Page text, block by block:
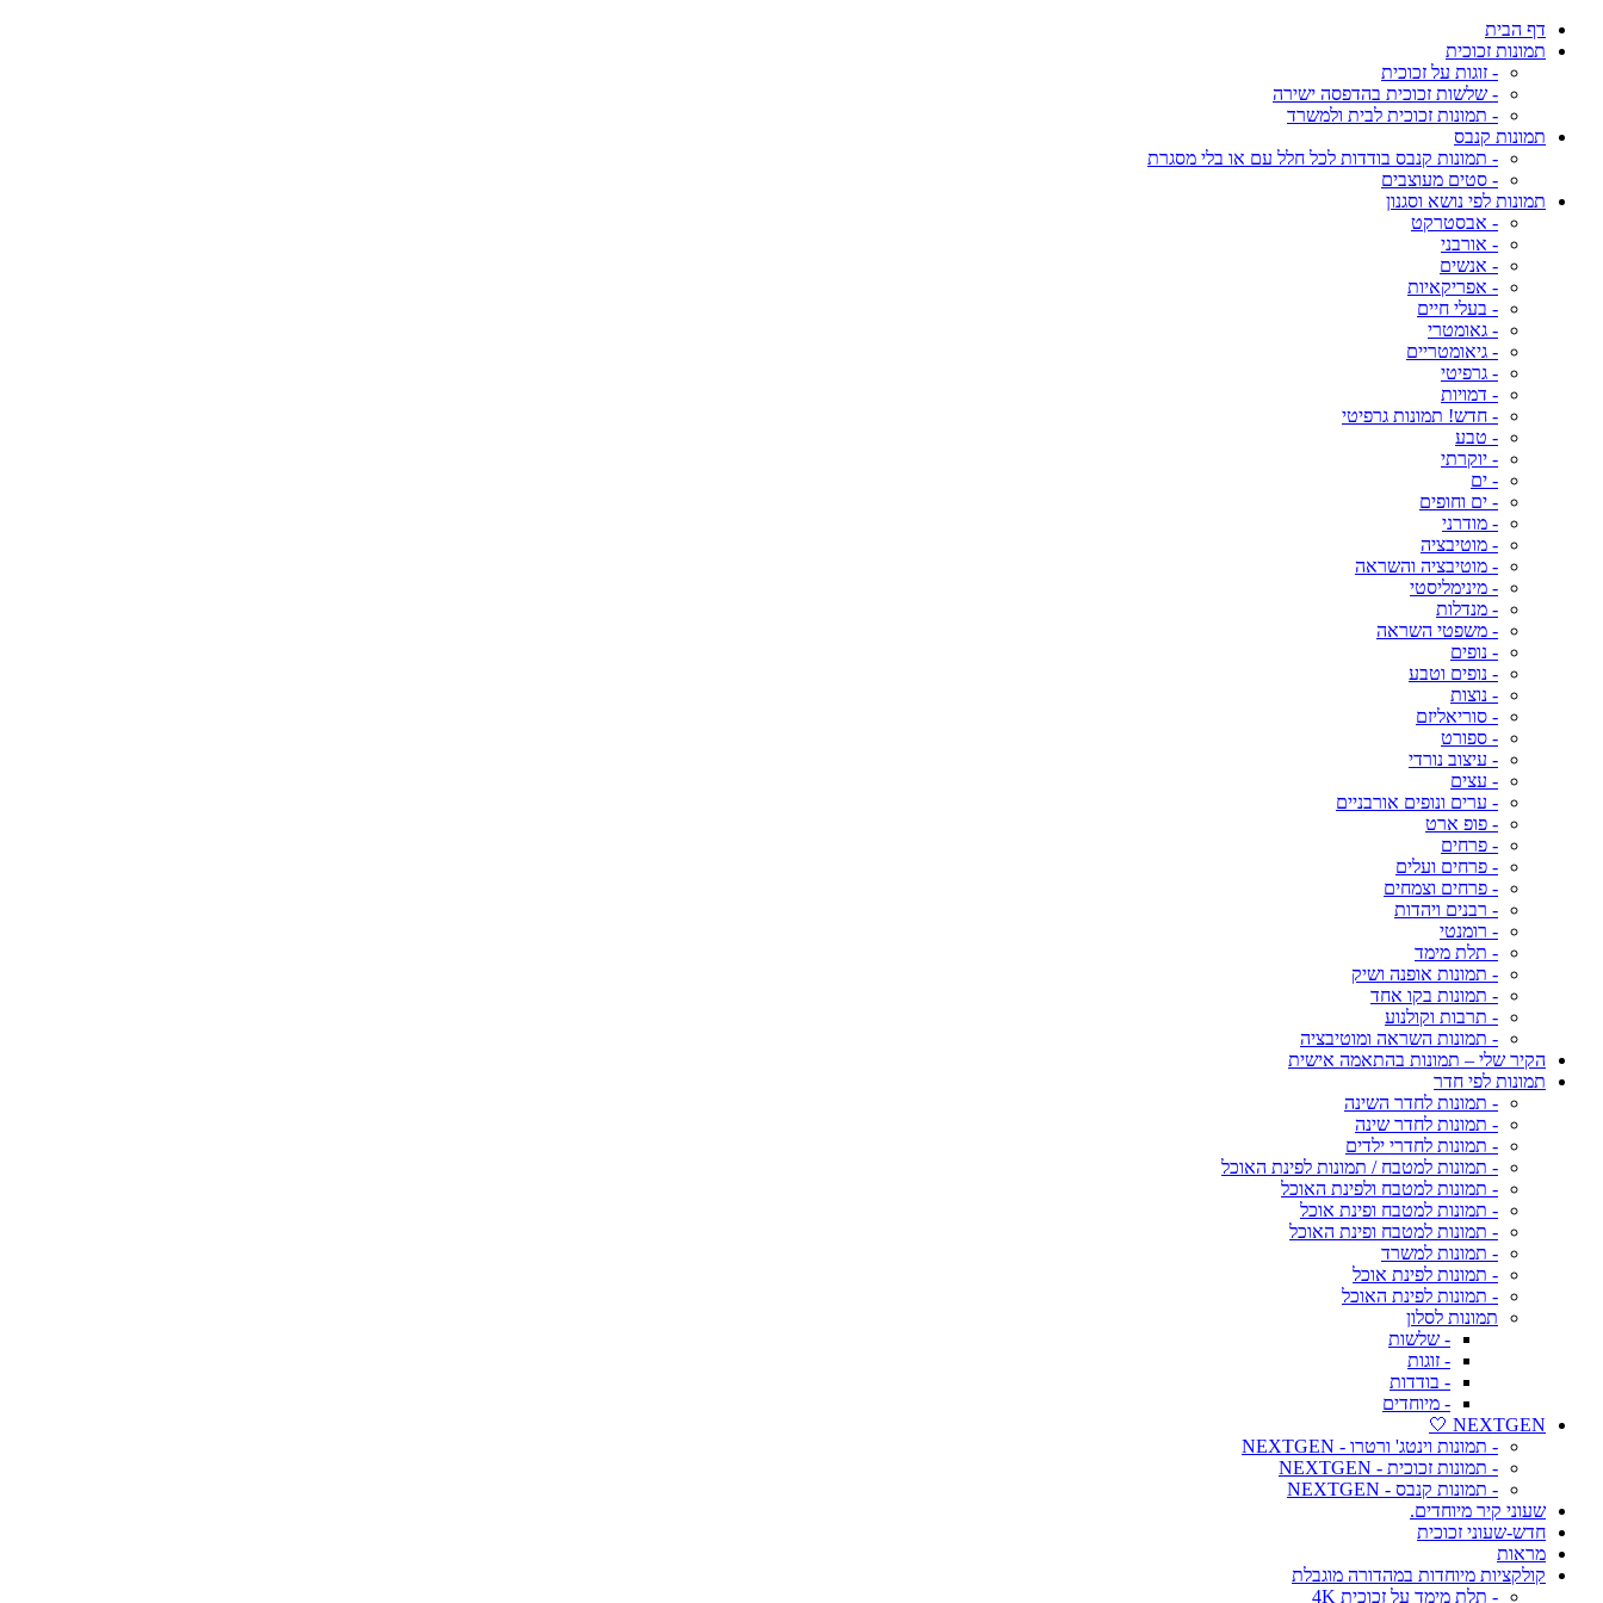
דף הבית
תמונות זכוכית
- זוגות על זכוכית
- שלשות זכוכית בהדפסה ישירה
- תמונות זכוכית לבית ולמשרד
תמונות קנבס
- תמונות קנבס בודדות לכל חלל עם או בלי מסגרת
- סטים מעוצבים
תמונות לפי נושא וסגנון
- אבסטרקט
- אורבני
- אנשים
- אפריקאיות
- בעלי חיים
- גאומטרי
- גיאומטריים
- גרפיטי
- דמויות
- חדש! תמונות גרפיטי
- טבע
- יוקרתי
- ים
- ים וחופים
- מודרני
- מוטיבציה
- מוטיבציה והשראה
- מינימליסטי
- מנדלות
- משפטי השראה
- נופים
- נופים וטבע
- נוצות
- סוריאליזם
- ספורט
- עיצוב נורדי
- עצים
- ערים ונופים אורבניים
- פופ ארט
- פרחים
- פרחים ועלים
- פרחים וצמחים
- רבנים ויהדות
- רומנטי
- תלת מימד
- תמונות אופנה ושיק
- תמונות בקו אחד
- תרבות וקולנוע
- תמונות השראה ומוטיבציה
הקיר שלי – תמונות בהתאמה אישית
תמונות לפי חדר
- תמונות לחדר השינה
- תמונות לחדר שינה
- תמונות לחדרי ילדים
- תמונות למטבח / תמונות לפינת האוכל
- תמונות למטבח ולפינת האוכל
- תמונות למטבח ופינת אוכל
- תמונות למטבח ופינת האוכל
- תמונות למשרד
- תמונות לפינת אוכל
- תמונות לפינת האוכל
תמונות לסלון
- שלשות
- זוגות
- בודדות
- מיוחדים
NEXTGEN 🤍
- תמונות וינטג' ורטרו - NEXTGEN
- תמונות זכוכית - NEXTGEN
- תמונות קנבס - NEXTGEN
שעוני קיר מיוחדים.
חדש-שעוני זכוכית
מראות
קולקציות מיוחדות במהדורה מוגבלת
- תלת מימד על זכוכית 4K